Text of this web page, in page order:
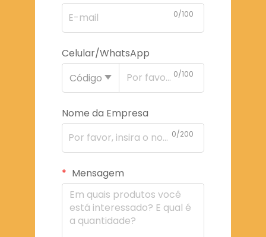
0/100
Celular/WhatsApp
Código
0/100
Nome da Empresa
0/200
Mensagem